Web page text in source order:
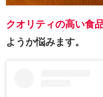
クオリティの高い食
ようか悩みます。